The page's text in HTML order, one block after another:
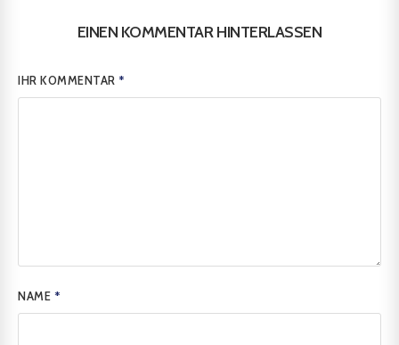
EINEN KOMMENTAR HINTERLASSEN
IHR KOMMENTAR*
NAME *